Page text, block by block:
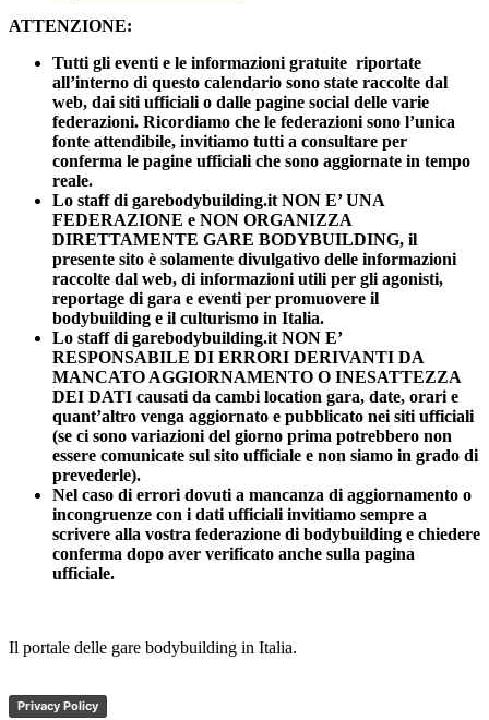
ATTENZIONE:
Tutti gli eventi e le informazioni gratuite riportate
all’interno di questo calendario sono state raccolte dal
web, dai siti ufficiali o dalle pagine social delle varie
federazioni. Ricordiamo che le federazioni sono l’unica
fonte attendibile, invitiamo tutti a consultare per
conferma le pagine ufficiali che sono aggiornate in tempo
reale.
Lo staff di garebodybuilding.it NON E’ UNA
FEDERAZIONE e NON ORGANIZZA
DIRETTAMENTE GARE BODYBUILDING, il
presente sito è solamente divulgativo delle informazioni
raccolte dal web, di informazioni utili per gli agonisti,
reportage di gara e eventi per promuovere il
bodybuilding e il culturismo in Italia.
Lo staff di garebodybuilding.it NON E’
RESPONSABILE DI ERRORI DERIVANTI DA
MANCATO AGGIORNAMENTO O INESATTEZZA
DEI DATI causati da cambi location gara, date, orari e
quant’altro venga aggiornato e pubblicato nei siti ufficiali
(se ci sono variazioni del giorno prima potrebbero non
essere comunicate sul sito ufficiale e non siamo in grado di
prevederle).
Nel caso di errori dovuti a mancanza di aggiornamento o
incongruenze con i dati ufficiali invitiamo sempre a
scrivere alla vostra federazione di bodybuilding e chiedere
conferma dopo aver verificato anche sulla pagina
ufficiale.
Il portale delle gare bodybuilding in Italia.
Privacy Policy